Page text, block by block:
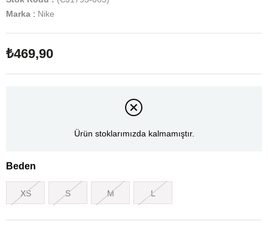
Marka : Nike
₺469,90
Ürün stoklarımızda kalmamıştır.
Beden
XS S M L